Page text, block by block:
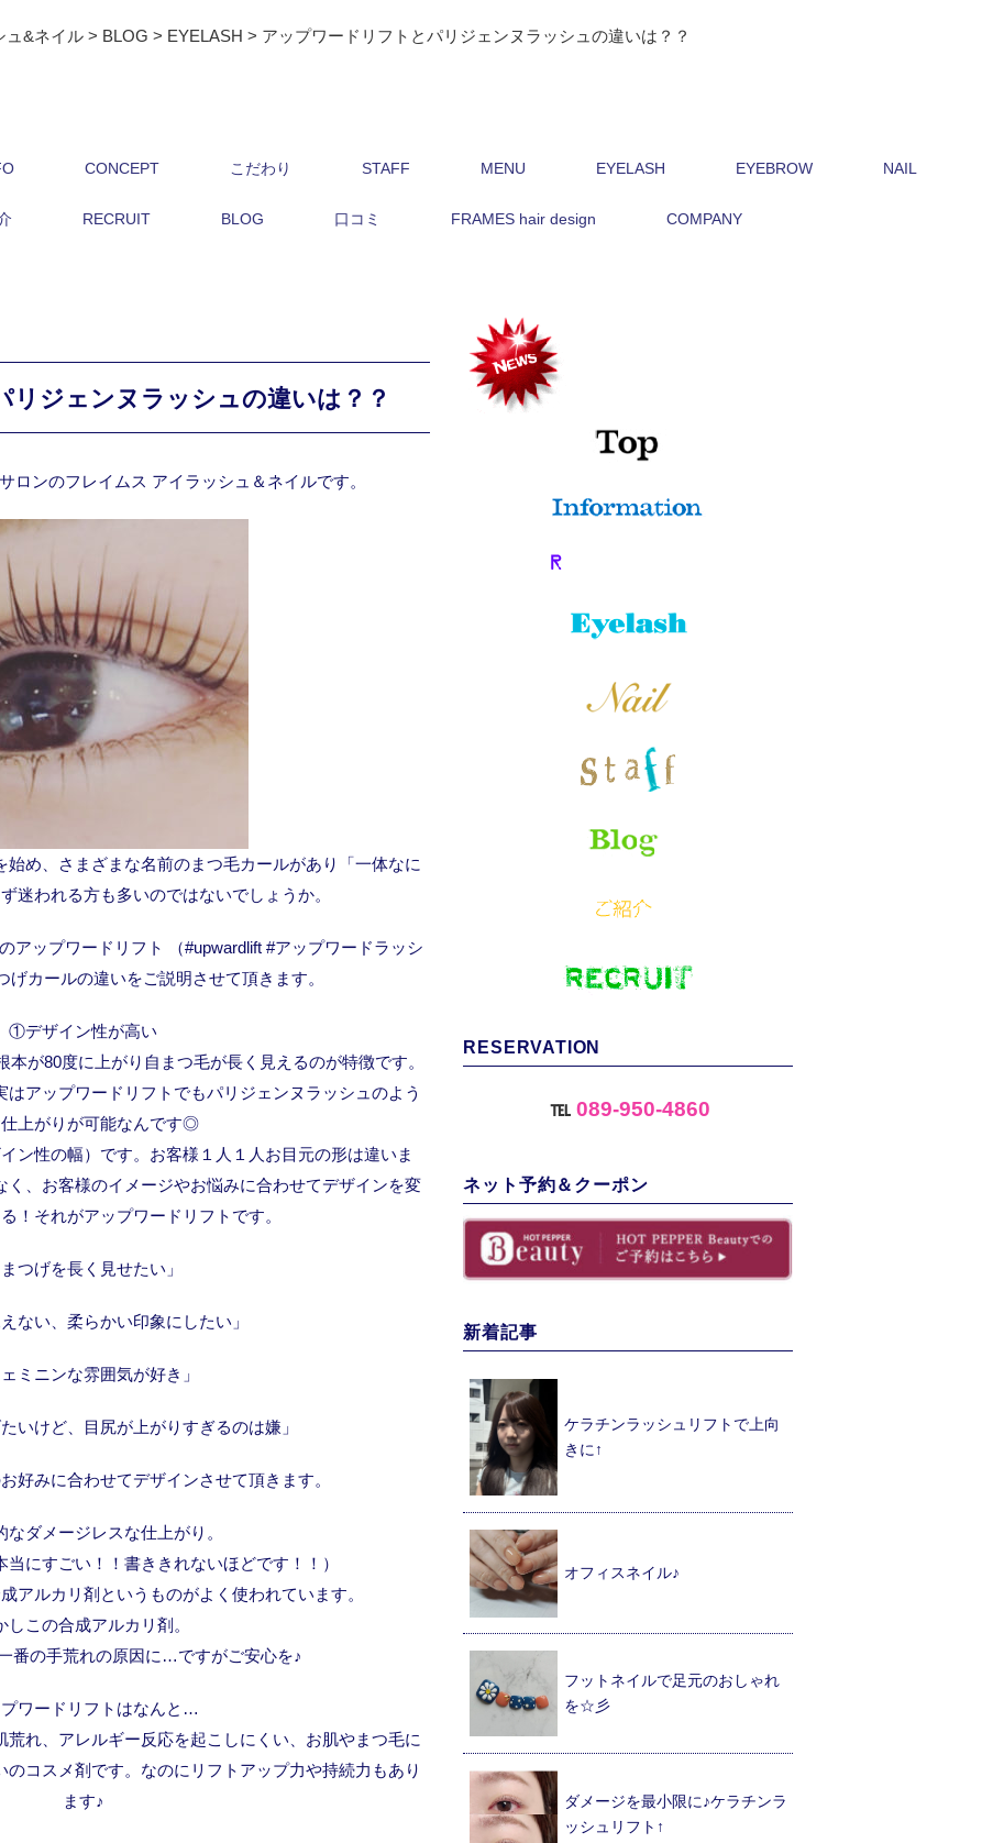
ュ&ネイル > BLOG > EYELASH > アップワードリフトとパリジェンヌラッシュの違いは？？
CONCEPT こだわり STAFF MENU EYELASH EYEBROW NAIL
RECRUIT BLOG 口コミ FRAMES hair design COMPANY
リジェンヌラッシュの違いは？？
ロンのフレイムス アイラッシュ＆ネイルです。
め、さまざまな名前のまつ毛カールがあり「一体なに
迷われる方も多いのではないでしょうか。
アップワードリフト （#upwardlift #アップワードラッシ
げカールの違いをご説明させて頂きます。
①デザイン性が高い
が80度に上がり自まつ毛が長く見えるのが特徴です。
アップワードリフトでもパリジェンヌラッシュのよう
上がりが可能なんです◎
ン性の幅）です。お客様１人１人お目元の形は違いま
、お客様のイメージやお悩みに合わせてデザインを変
！それがアップワードリフトです。
まつげを長く見せたい」
えない、柔らかい印象にしたい」
ェミニンな雰囲気が好き」
いけど、目尻が上がりすぎるのは嫌」
好みに合わせてデザインさせて頂きます。
ダメージレスな仕上がり。
当にすごい！！書ききれないほどです！！）
アルカリ剤というものがよく使われています。
しこの合成アルカリ剤。
番の手荒れの原因に…ですがご安心を♪
ワードリフトはなんと…
れ、アレルギー反応を起こしにくい、お肌やまつ毛に
コスメ剤です。なのにリフトアップ力や持続力もあり
ます♪
RESERVATION
℡089-950-4860
ネット予約＆クーポン
新着記事
ケラチンラッシュリフトで上向
きに↑
オフィスネイル♪
フットネイルで足元のおしゃれ
を☆彡
ダメージを最小限に♪ケラチンラ
ッシュリフト↑